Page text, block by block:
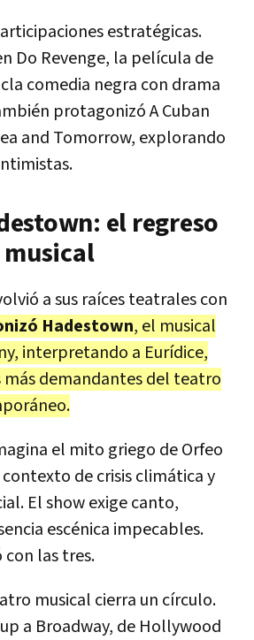
estratégicas.
Do Revenge, la película de
comedia negra con drama
protagonizó A Cuban
and Tomorrow, explorando
el regreso
a sus raíces teatrales con
Hadestown, el musical
interpretando a Eurídice,
más demandantes del teatro
el mito griego de Orfeo
de crisis climática y
El show exige canto,
escénica impecables.
con las tres.
musical cierra un círculo.
a Broadway, de Hollywood